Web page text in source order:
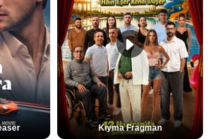
Kıyma Fragman